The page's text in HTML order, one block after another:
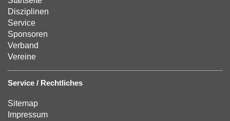
Disziplinen
Service
Sponsoren
Verband
Vereine
Service / Rechtliches
Sitemap
Impressum